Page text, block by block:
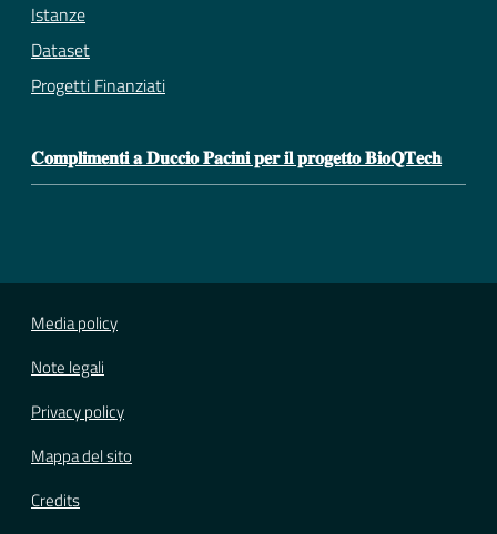
Istanze
Dataset
Progetti Finanziati
𝐂𝐨𝐦𝐩𝐥𝐢𝐦𝐞𝐧𝐭𝐢 𝐚 𝐃𝐮𝐜𝐜𝐢𝐨 𝐏𝐚𝐜𝐢𝐧𝐢 𝐩𝐞𝐫 𝐢𝐥 𝐩𝐫𝐨𝐠𝐞𝐭𝐭𝐨 𝐁𝐢𝐨𝐐𝐓𝐞𝐜𝐡
Media policy
Note legali
Privacy policy
Mappa del sito
Credits